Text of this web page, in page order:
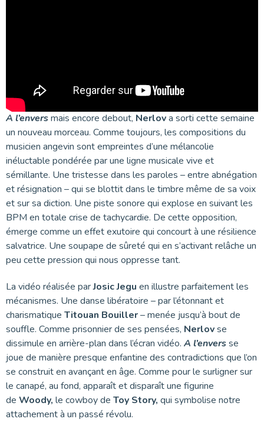
A l’enversmais encore debout, Nerlova sorti cette semaine
un nouveau morceau. Comme toujours, les compositions du
musicien angevin sont empreintes d’une mélancolie
inéluctable pondérée par une ligne musicale vive et
sémillante. Une tristesse dans les paroles – entre abnégation
et résignation – qui se blottit dans le timbre même de sa voix
et sur sa diction. Une piste sonore qui explose en suivant les
BPM en totale crise de tachycardie. De cette opposition,
émerge comme un effet exutoire qui concourt à une résilience
salvatrice. Une soupape de sûreté qui en s’activant relâche un
peu cette pression qui nous oppresse tant.
La vidéo réalisée parJosic Jegu en illustre parfaitement les
mécanismes. Une danse libératoire – par l’étonnant et
charismatique Titouan Bouiller– menée jusqu’à bout de
souffle. Comme prisonnier de ses pensées, Nerlovse
dissimule en arrière-plan dans l’écran vidéo. A l’enversse
joue de manière presque enfantine des contradictions que l’on
se construit en avançant en âge. Comme pour le surligner sur
le canapé, au fond, apparaît et disparaît une figurine
de Woody, le cowboy de Toy Story, qui symbolise notre
attachement à un passé révolu.